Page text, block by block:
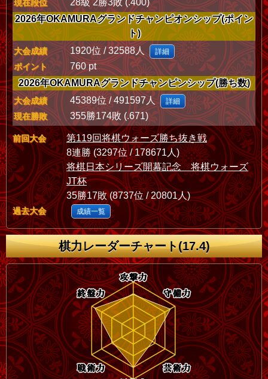
現在段位
28級 2勝3敗 (.400)
2026年OKAMURAグランドチャンピオンシップ(ポイン
ト)
大会成績 1920位 / 32588人 詳細
ポイント
760 pt
2026年OKAMURAグランドチャンピンシップ(勝ち数)
大会成績 45389位 / 491597人 詳細
現在勝敗 355勝174敗 (.671)
前回大会
第119回将棋ウォーズ勝ち抜き戦
8連勝 (3297位 / 178671人)
将棋日本シリーズ開幕記念 将棋ウォーズ
JT杯
35勝17敗 (8737位 / 20801人)
過去大会 成績一覧
棋力レーダーチャート(17.4)